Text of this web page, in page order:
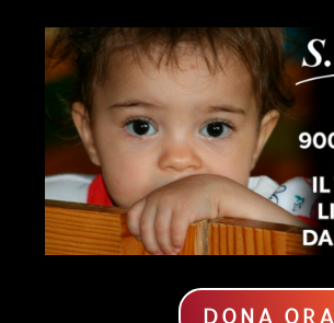
DONA ORA